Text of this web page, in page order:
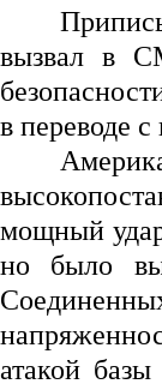
вызвал в
в переводе
мощный
но было
атакой